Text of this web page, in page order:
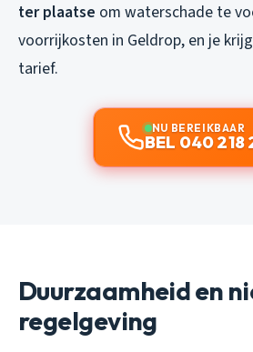
ter plaatse om waterschade te
voorrijkosten in Geldrop, en je
tarief.
NU BEREIKBAAR
BEL 040 218
Duurzaamheid en
regelgeving